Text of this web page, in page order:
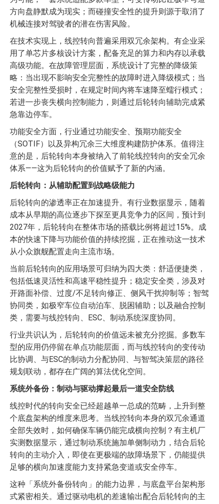
方向盘静默成为现实；而碰撞安全性的提升则源于取消了
机械连接对驾驶者的潜在伤害风险。
在技术实现上，线控转向普遍采用双冗余架构。有企业采
用了单芯片多核设计方案，配备充足的算力和内存以承载
高级功能。在故障管理层面，系统设计了完整的降级策
略：当出现不影响安全完整性的故障时进入降级模式；当
安全完整性受损时，在规定时间内将车速降至蠕行模式；
若进一步丧失横向控制能力，则通过后轮转向辅助完成紧
急靠边停车。
功能安全方面，行业通过功能安全、预期功能安全
（SOTIF）以及异构冗余三大维度构建防护体系。值得注
意的是，后轮转向本身被纳入了前轮线控转向的安全冗余
体系——这为后轮转向的价值赋予了新的内涵。
后轮转向：从辅助配置到战略级能力
后轮转向的渗透率正在加速提升。有行业数据显示，随着
成本从早期的高位逐步下探至更具竞争力的区间，预计到
2027年，后轮转向在整体市场的搭载比例将超过15%。成
本的快速下降与功能价值的持续挖掘，正在推动这一技术
从小众旗舰配置走向主流市场。
当前后轮转向的应用场景可归纳为四大类：舒适便捷类，
包括低速灵活性和高速平稳性提升；稳定安全类，涉及对
开路面补偿、过度/不足转向修正、侧风干扰抑制等；智驾
协同类，如极窄车位自动泊车、脱困辅助；以及融合控制
类，需要与线控转向、ESC、制动系统深度协同。
行业共识认为，后轮转向的价值远未被充分挖掘。多数车
型的应用仍停留在单点功能层面，而与线控转向的变传动
比协调、与ESC的制动力分配协同、与智驾决策层的路径
规划联动，都存在广阔的算法优化空间。
系统外备份：制动与驱动撑起最后一道安全防线
线控时代的转向安全已经超越单一总成的范畴，上升到整
个底盘架构的维度来思考。当线控转向本身的双冗余通道
全部失效时，如何确保车辆仍能完成横向控制？有主机厂
实测数据显示，通过制动系统施加单侧制动力，结合后轮
转向的主动介入，即使在更极端的故障场景下，仍能提供
足够的横向加速度能力支持紧急变道或安全停车。
这种「系统外备份转向」的能力边界，与底盘平台架构形
式紧密相关。通过驱动电机的差速输出配合后轮转向的主